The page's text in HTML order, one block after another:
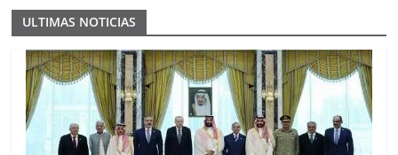
ULTIMAS NOTICIAS